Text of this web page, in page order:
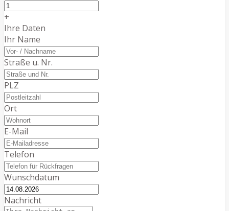
+
Ihre Daten
Ihr Name
Straße u. Nr.
PLZ
Ort
E-Mail
Telefon
Wunschdatum
Nachricht